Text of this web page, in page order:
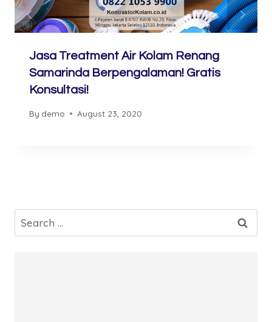
Jasa Treatment Air Kolam Renang
Samarinda Berpengalaman! Gratis
Konsultasi!
By demo August 23, 2020
Search
for: